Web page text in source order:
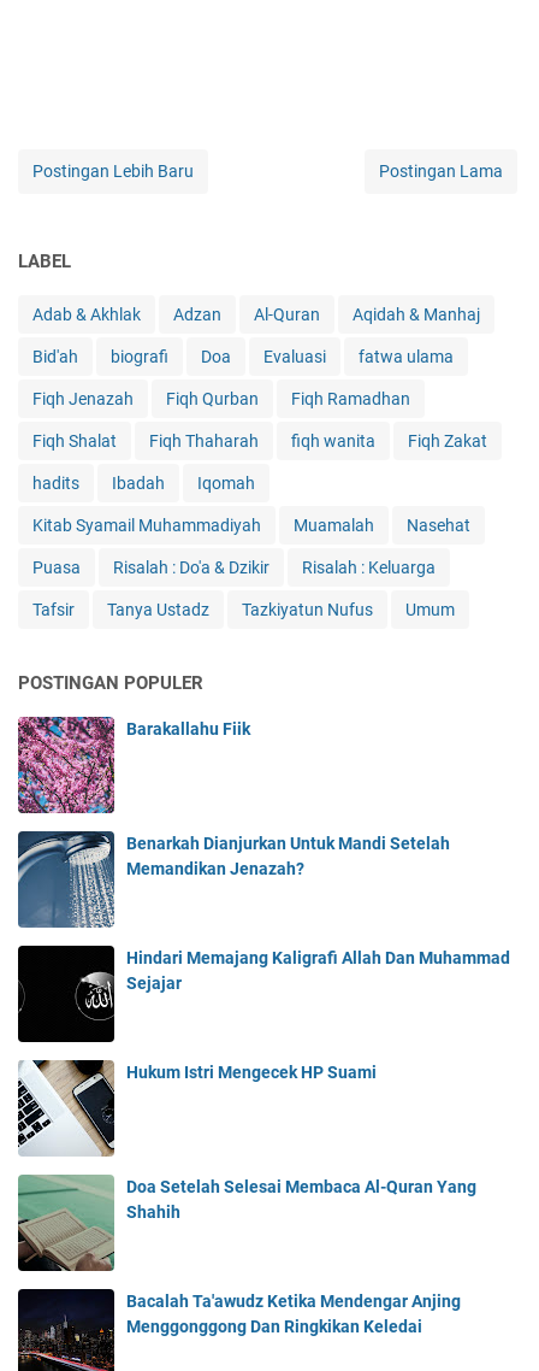
Postingan Lebih Baru Postingan Lama
LABEL
Adab & Akhlak Adzan Al-Quran Aqidah & Manhaj
Bid'ah biografi Doa Evaluasi fatwa ulama
Fiqh Jenazah Fiqh Qurban Fiqh Ramadhan
Fiqh Shalat Fiqh Thaharah fiqh wanita Fiqh Zakat
hadits Ibadah Iqomah
Kitab Syamail Muhammadiyah Muamalah Nasehat
Puasa Risalah : Do'a & Dzikir Risalah : Keluarga
Tafsir Tanya Ustadz Tazkiyatun Nufus Umum
POSTINGAN POPULER
Barakallahu Fiik
Benarkah Dianjurkan Untuk Mandi Setelah
Memandikan Jenazah?
Hindari Memajang Kaligrafi Allah Dan Muhammad
Sejajar
Hukum Istri Mengecek HP Suami
Doa Setelah Selesai Membaca Al-Quran Yang
Shahih
Bacalah Ta'awudz Ketika Mendengar Anjing
Menggonggong Dan Ringkikan Keledai